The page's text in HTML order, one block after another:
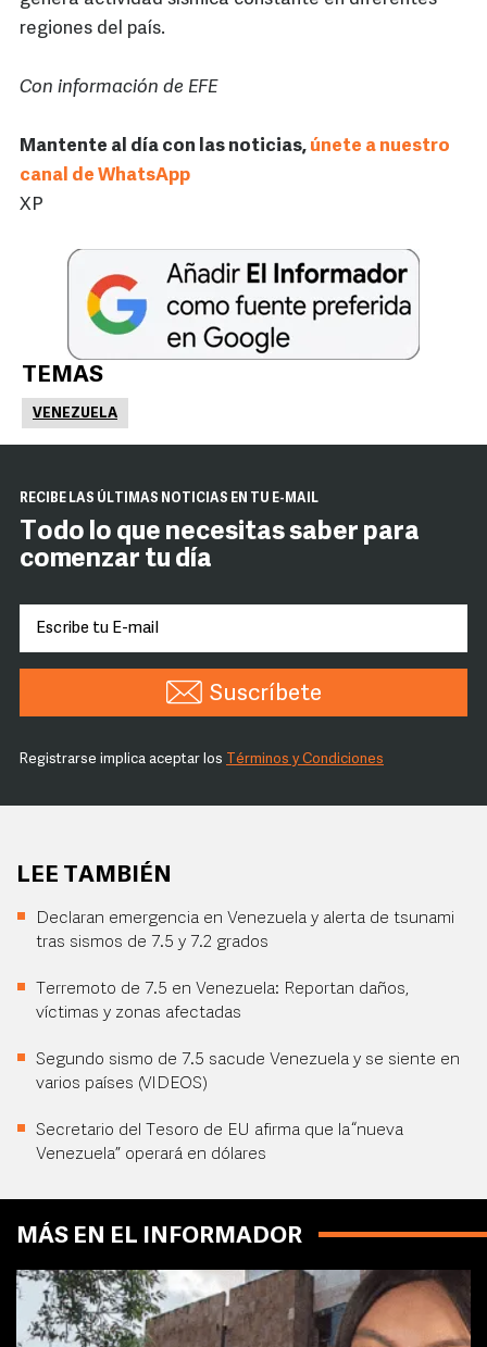
regiones del país.
Con información de EFE
Mantente al día con las noticias, únete a nuestro
canal de WhatsApp
XP
TEMAS
VENEZUELA
RECIBE LAS ÚLTIMAS NOTICIAS EN TU E-MAIL
Todo lo que necesitas saber para
comenzar tu día
Suscríbete
Registrarse implica aceptar los Términos y Condiciones
LEE TAMBIÉN
Declaran emergencia en Venezuela y alerta de tsunami
tras sismos de 7.5 y 7.2 grados
Terremoto de 7.5 en Venezuela: Reportan daños,
víctimas y zonas afectadas
Segundo sismo de 7.5 sacude Venezuela y se siente en
varios países (VIDEOS)
Secretario del Tesoro de EU afirma que la “nueva
Venezuela” operará en dólares
MÁS EN EL INFORMADOR